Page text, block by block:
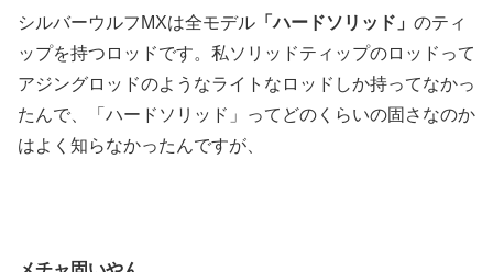
シルバーウルフMXは全モデル 「ハードソリッド」 のティ
ップを持つロッドです。私ソリッドティップのロッドって
アジングロッドのようなライトなロッドしか持ってなかっ
たんで、「ハードソリッド」ってどのくらいの固さなのか
はよく知らなかったんですが、